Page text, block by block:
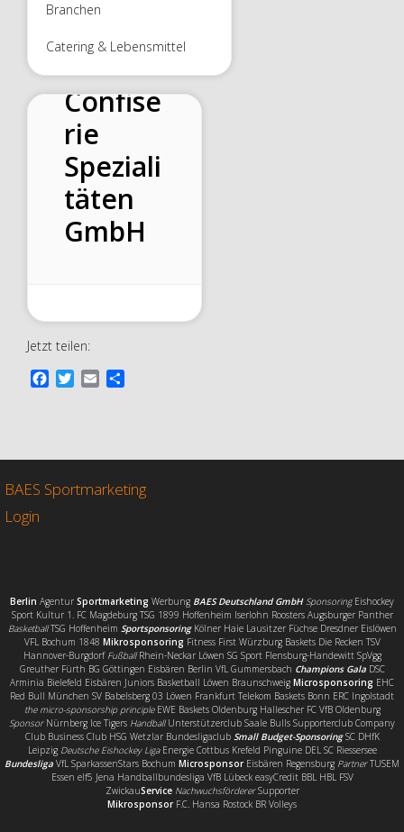
Branchen
Catering & Lebensmittel
EXCELL
ENT
Confise
rie
Speziali
täten
GmbH
Jetzt teilen:
o
k
r
BAES Sportmarketing
Login
Berlin Agentur Sportmarketing Werbung BAES Deutschland GmbH SponsoringEishockey
Sport Kultur 1. FC Magdeburg TSG 1899 Hoffenheim Iserlohn Roosters Augsburger Panther
BasketballTSG Hoffenheim SportsponsoringKölner Haie Lausitzer Füchse Dresdner Eislöwen
VFL Bochum 1848 Mikrosponsoring Fitness First Würzburg Baskets Die Recken TSV
Hannover-Burgdorf FußballRhein-Neckar Löwen SG Sport Flensburg-Handewitt SpVgg
Greuther Fürth BG Göttingen Eisbären Berlin VfL Gummersbach Champions GalaDSC
Arminia Bielefeld Eisbären Juniors Basketball Löwen Braunschweig Microsponsoring EHC
Red Bull München SV Babelsberg 03 Löwen Frankfurt Telekom Baskets Bonn ERC Ingolstadt
the micro-sponsorship principleEWE Baskets Oldenburg Hallescher FC VfB Oldenburg
SponsorNürnberg Ice Tigers HandballUnterstützerclub Saale Bulls Supporterclub Company
Club Business Club HSG Wetzlar Bundesligaclub Small Budget-SponsoringSC DHfK
Leipzig Deutsche Eishockey LigaEnergie Cottbus Krefeld Pinguine DEL SC Riessersee
Bundesliga VfL SparkassenStars Bochum MicrosponsorEisbären Regensburg PartnerTUSEM
Essen elf5 Jena Handballbundesliga VfB Lübeck easyCredit BBL HBL FSV
ZwickauService NachwuchsfördererSupporter
MikrosponsorF.C. Hansa Rostock BR Volleys